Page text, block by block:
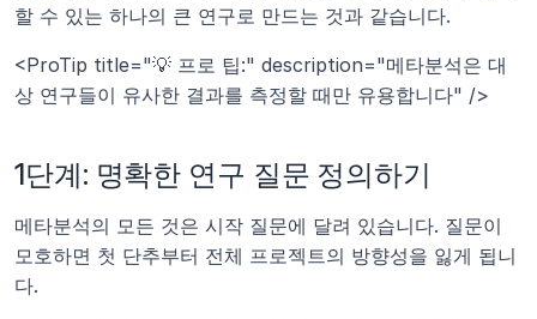
할 수 있는 하나의 큰 연구로 만드는 것과 같습니다.
<ProTip title="💡 프로 팁:" description="메타분석은 대
상 연구들이 유사한 결과를 측정할 때만 유용합니다" />
1단계: 명확한 연구 질문 정의하기
메타분석의 모든 것은 시작 질문에 달려 있습니다. 질문이
모호하면 첫 단추부터 전체 프로젝트의 방향성을 잃게 됩니
다.